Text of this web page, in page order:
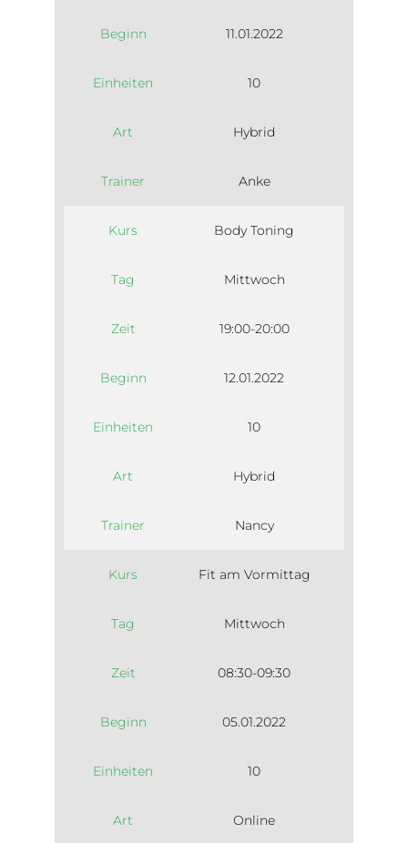
Beginn 11.01.2022
Einheiten 10
Art Hybrid
Trainer Anke
Kurs Body Toning
Tag Mittwoch
Zeit 19:00-20:00
Beginn 12.01.2022
Einheiten 10
Art Hybrid
Trainer Nancy
Kurs Fit am Vormittag
Tag Mittwoch
Zeit 08:30-09:30
Beginn 05.01.2022
Einheiten 10
Art Online